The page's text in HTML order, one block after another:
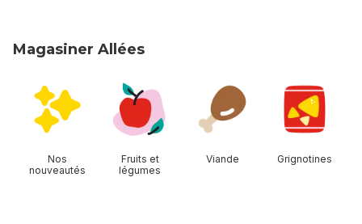
Magasiner Allées
Nos
nouveautés
Fruits et
légumes
Viande Grignotines